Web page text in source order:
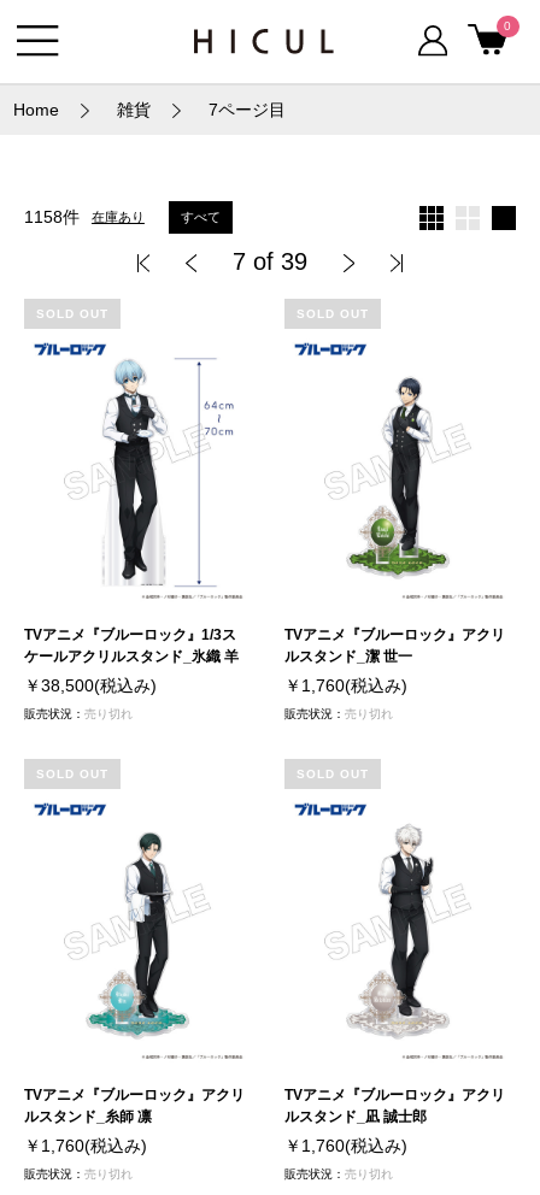
0
Home 雑貨 7ページ目
1158件 在庫あり すべて
7 of 39
SOLD OUT
TVアニメ『ブルーロック』1/3ス
ケールアクリルスタンド_氷織 羊
￥38,500(税込み)
販売状況： 売り切れ
SOLD OUT
TVアニメ『ブルーロック』アクリ
ルスタンド_潔 世一
￥1,760(税込み)
販売状況：売り切れ
SOLD OUT
TVアニメ『ブルーロック』アクリ
ルスタンド_糸師 凛
￥1,760(税込み)
販売状況： 売り切れ
SOLD OUT
TVアニメ『ブルーロック』アクリ
ルスタンド_凪 誠士郎
￥1,760(税込み)
販売状況：売り切れ